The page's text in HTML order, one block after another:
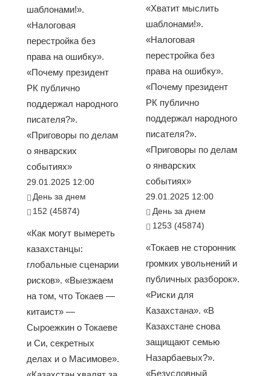
шаблонами!».
«Налоговая
перестройка без
права на ошибку».
«Почему президент
РК публично
поддержал народного
писателя?».
«Приговоры по делам
о январских
событиях»
29.01.2025 12:00
День за днем
152 (45874)
«Как могут вымереть
казахстанцы:
глобальные сценарии
рисков». «Выезжаем
на том, что Токаев —
китаист» —
Сыроежкин о Токаеве
и Си, секретных
делах и о Масимове».
«Хватит мыслить
шаблонами!».
«Налоговая
перестройка без
права на ошибку».
«Почему президент
РК публично
поддержал народного
писателя?».
«Приговоры по делам
о январских
событиях»
29.01.2025 12:00
День за днем
1253 (45874)
«Токаев не сторонник
громких увольнений и
публичных разборок».
«Риски для
Казахстана». «В
Казахстане снова
защищают семью
Назарбаевых?».
«Безусловный